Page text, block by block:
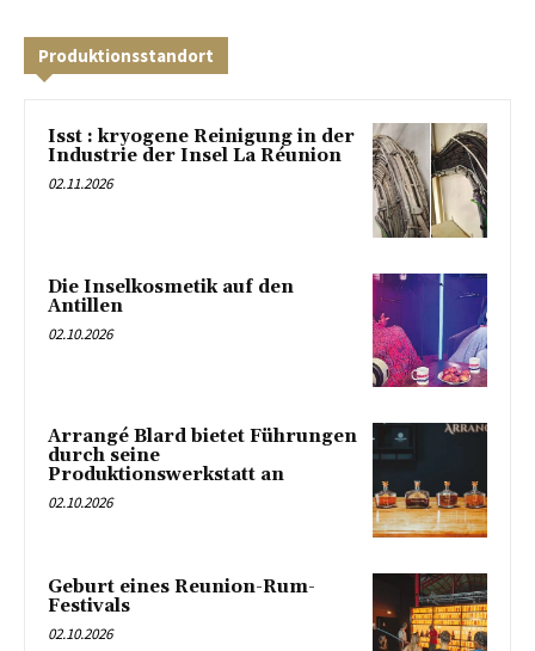
Produktionsstandort
Isst : kryogene Reinigung in der
Industrie der Insel La Réunion
02.11.2026
Die Inselkosmetik auf den
Antillen
02.10.2026
Arrangé Blard bietet Führungen
durch seine
Produktionswerkstatt an
02.10.2026
Geburt eines Reunion-Rum-
Festivals
02.10.2026